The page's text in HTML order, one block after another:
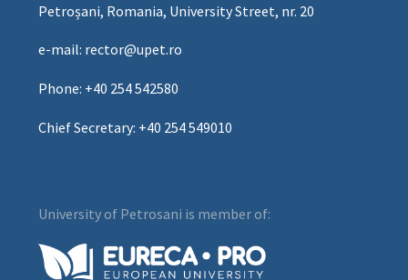
Petroșani, Romania, University Street, nr. 20
e-mail: rector@upet.ro
Phone: +40 254 542580
Chief Secretary: +40 254 549010
University of Petrosani is member of: